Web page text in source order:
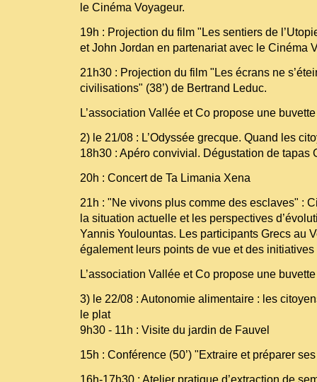
le Cinéma Voyageur.
19h : Projection du film "Les sentiers de
et John Jordan en partenariat avec le Cinéma
21h30 : Projection du film "Les écrans ne
civilisations" (38’) de Bertrand Leduc.
L’association Vallée et Co propose une
2) le 21/08 : L’Odyssée grecque. Quand les
18h30 : Apéro convivial. Dégustation de tapas
20h : Concert de Ta Limania Xena
21h : "Ne vivons plus comme des esclaves" :
la situation actuelle et les perspectives
Yannis Youlountas. Les participants Grecs au
également leurs points de vue et des
L’association Vallée et Co propose une
3) le 22/08 : Autonomie alimentaire : les
le plat
9h30 - 11h : Visite du jardin de Fauvel
15h : Conférence (50’) "Extraire et préparer
16h-17h30 : Atelier pratique d’extraction de